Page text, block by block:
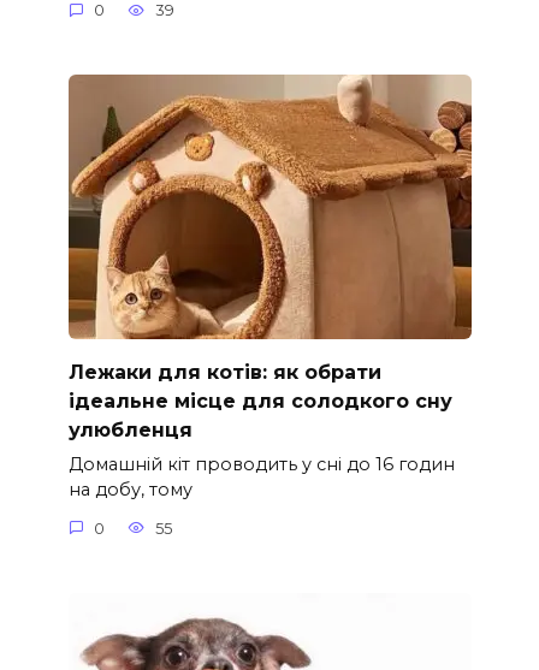
0 39
Лежаки для котів: як обрати
ідеальне місце для солодкого сну
улюбленця
Домашній кіт проводить у сні до 16 годин
на добу, тому
0 55